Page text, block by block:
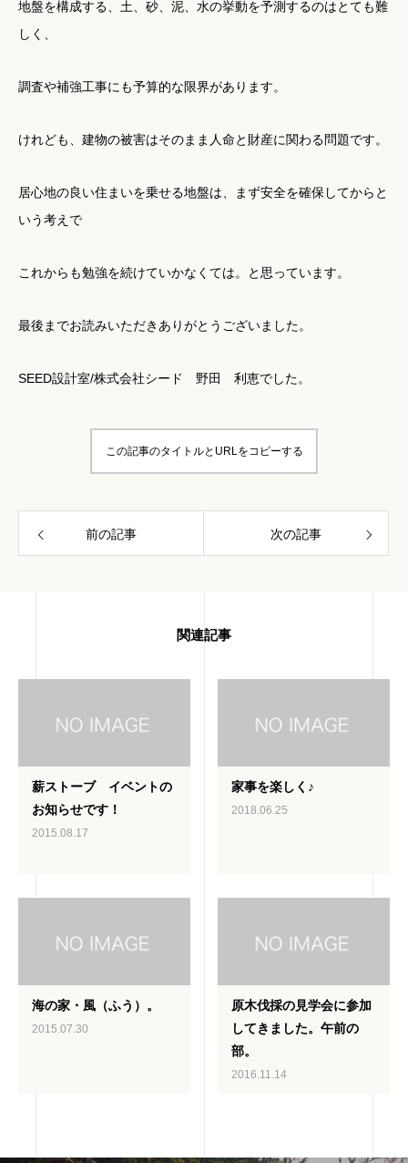
地盤を構成する、土、砂、泥、水の挙動を予測するのはとても難
しく、
調査や補強工事にも予算的な限界があります。
けれども、建物の被害はそのまま人命と財産に関わる問題です。
居心地の良い住まいを乗せる地盤は、まず安全を確保してからと
いう考えで
これからも勉強を続けていかなくては。と思っています。
最後までお読みいただきありがとうございました。
SEED設計室/株式会社シード 野田 利恵でした。
この記事のタイトルとURLをコピーする
前の記事 次の記事
関連記事
薪ストーブ イベントの
お知らせです！
2015.08.17
家事を楽しく♪
2018.06.25
海の家・風（ふう）。
2015.07.30
原木伐採の見学会に参加
してきました。午前の
部。
2016.11.14